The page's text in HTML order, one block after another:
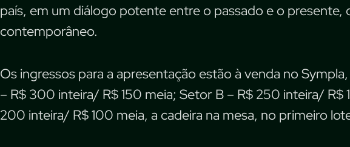
país, em um diálogo potente entre o passado e o presente,
contemporâneo.
Os ingressos para a apresentação estão à venda no
– R$ 300 inteira/ R$ 150 meia; Setor B – R$ 250 inteira/ R$
200 inteira/ R$ 100 meia, a cadeira na mesa, no primeiro